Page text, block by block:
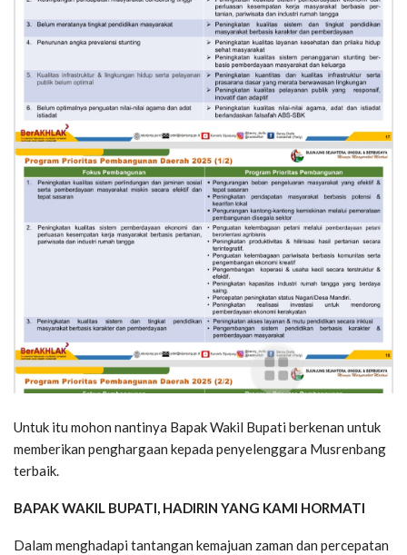
Untuk itu mohon nantinya Bapak Wakil Bupati berkenan untuk
memberikan penghargaan kepada penyelenggara Musrenbang
terbaik.
BAPAK WAKIL BUPATI, HADIRIN YANG KAMI HORMATI
Dalam menghadapi tantangan kemajuan zaman dan percepatan